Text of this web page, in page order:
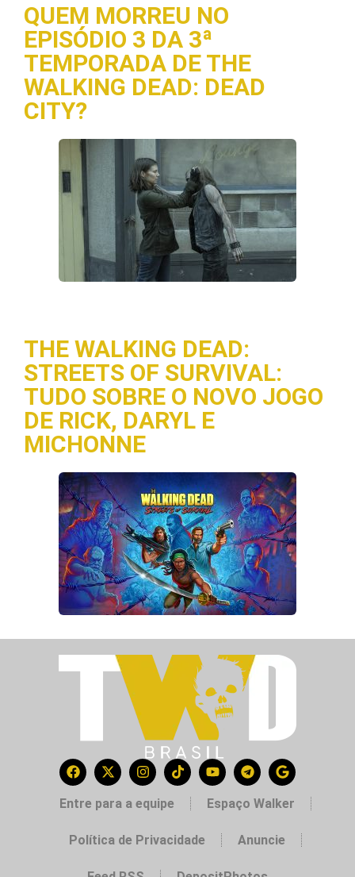
QUEM MORREU NO
EPISÓDIO 3 DA 3ª
TEMPORADA DE THE
WALKING DEAD: DEAD
CITY?
THE WALKING DEAD:
STREETS OF SURVIVAL:
TUDO SOBRE O NOVO JOGO
DE RICK, DARYL E
MICHONNE
Entre para a equipe Espaço Walker
Política de Privacidade Anuncie